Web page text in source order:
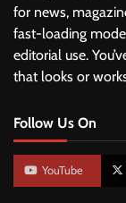
for news,
fast-loading
editorial use.
that looks or
Follow Us On
YouTube